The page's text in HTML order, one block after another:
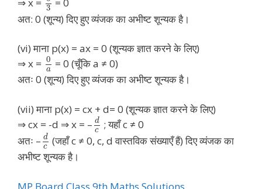
3
अत: 0 (शून्य) दिए हुए व्यंजक का अभीष्ट शून्यक है।
(vi) माना p(x) = ax = 0 (शून्यक ज्ञात करने के लिए)
⇒ x = 0
a = 0 (चूँकि a ≠ 0)
अतः 0 (शून्य) दिए हुए व्यंजक का अभीष्ट शून्यक है।
(vii) माना p(x) = cx + d= 0 (शून्यक ज्ञात करने के लिए)
⇒ cx = -d ⇒ x = – d
c
; यहाँ c ≠ 0
अतः – d
c
(जहाँ c ≠ 0, c, d वास्तविक संख्याएँ हैं) दिए व्यंजक का
अभीष्ट शून्यक है।
MP Board Class 9th Maths Solutions